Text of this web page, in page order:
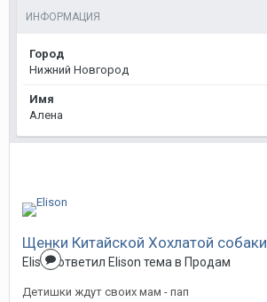
ИНФОРМАЦИЯ
Город
Нижний Новгород
Имя
Алена
Щенки Китайской Хохлатой собаки
Elisonответил Elison тема в Продам
Детишки ждут своих мам - пап